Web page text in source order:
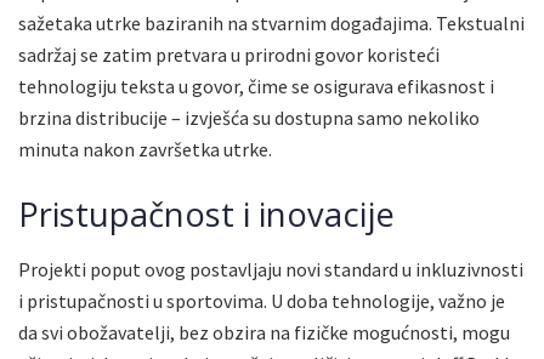
sažetaka utrke baziranih na stvarnim događajima. Tekstualni
sadržaj se zatim pretvara u prirodni govor koristeći
tehnologiju teksta u govor, čime se osigurava efikasnost i
brzina distribucije – izvješća su dostupna samo nekoliko
minuta nakon završetka utrke.
Pristupačnost i inovacije
Projekti poput ovog postavljaju novi standard u inkluzivnosti
i pristupačnosti u sportovima. U doba tehnologije, važno je
da svi obožavatelji, bez obzira na fizičke mogućnosti, mogu